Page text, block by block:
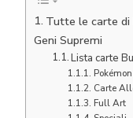
Tutte le carte di
Geni Supremi
Lista carte
Pokémon
Carte
Full Art